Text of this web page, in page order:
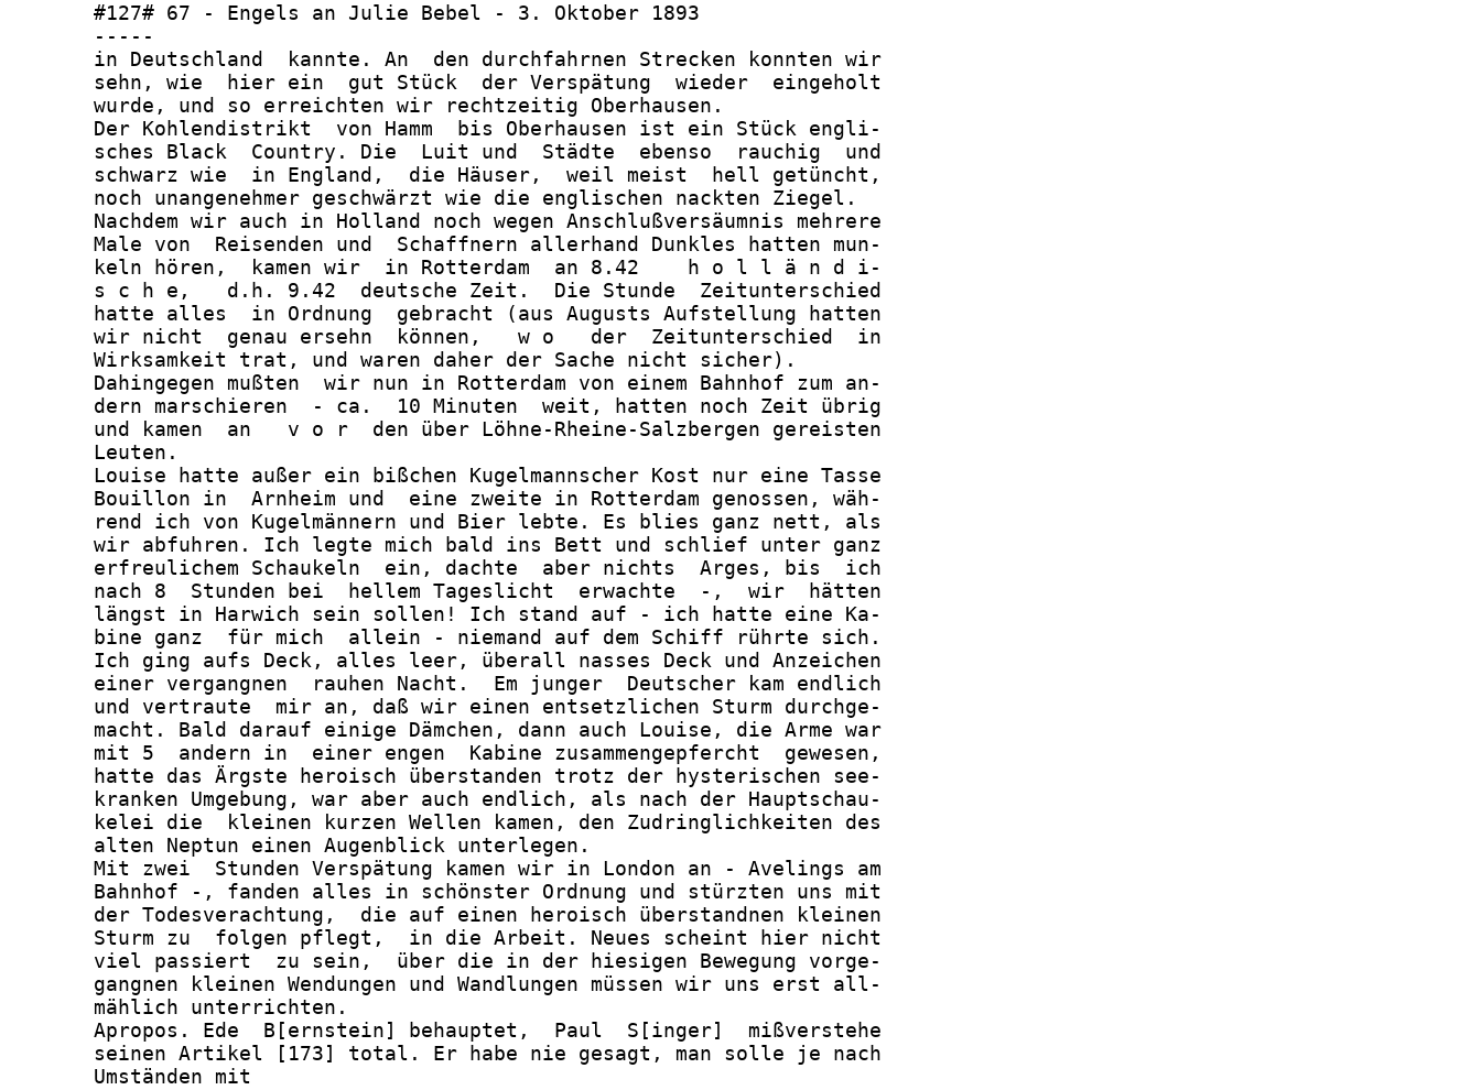
       #127# 67 - Engels an Julie Bebel - 3. Oktober 1893
       -----
       in Deutschland  kannte. An  den durchfahrnen Strecken konnten wir
       sehn, wie  hier ein  gut Stück  der Verspätung  wieder  eingeholt
       wurde, und so erreichten wir rechtzeitig Oberhausen.
       Der Kohlendistrikt  von Hamm  bis Oberhausen ist ein Stück engli-
       sches Black  Country. Die  Luit und  Städte  ebenso  rauchig  und
       schwarz wie  in England,  die Häuser,  weil meist  hell getüncht,
       noch unangenehmer geschwärzt wie die englischen nackten Ziegel.
       Nachdem wir auch in Holland noch wegen Anschlußversäumnis mehrere
       Male von  Reisenden und  Schaffnern allerhand Dunkles hatten mun-
       keln hören,  kamen wir  in Rotterdam  an 8.42    h o l l ä n d i-
       s c h e,   d.h. 9.42  deutsche Zeit.  Die Stunde  Zeitunterschied
       hatte alles  in Ordnung  gebracht (aus Augusts Aufstellung hatten
       wir nicht  genau ersehn  können,   w o   der  Zeitunterschied  in
       Wirksamkeit trat, und waren daher der Sache nicht sicher).
       Dahingegen mußten  wir nun in Rotterdam von einem Bahnhof zum an-
       dern marschieren  - ca.  10 Minuten  weit, hatten noch Zeit übrig
       und kamen  an   v o r  den über Löhne-Rheine-Salzbergen gereisten
       Leuten.
       Louise hatte außer ein bißchen Kugelmannscher Kost nur eine Tasse
       Bouillon in  Arnheim und  eine zweite in Rotterdam genossen, wäh-
       rend ich von Kugelmännern und Bier lebte. Es blies ganz nett, als
       wir abfuhren. Ich legte mich bald ins Bett und schlief unter ganz
       erfreulichem Schaukeln  ein, dachte  aber nichts  Arges, bis  ich
       nach 8  Stunden bei  hellem Tageslicht  erwachte  -,  wir  hätten
       längst in Harwich sein sollen! Ich stand auf - ich hatte eine Ka-
       bine ganz  für mich  allein - niemand auf dem Schiff rührte sich.
       Ich ging aufs Deck, alles leer, überall nasses Deck und Anzeichen
       einer vergangnen  rauhen Nacht.  Em junger  Deutscher kam endlich
       und vertraute  mir an, daß wir einen entsetzlichen Sturm durchge-
       macht. Bald darauf einige Dämchen, dann auch Louise, die Arme war
       mit 5  andern in  einer engen  Kabine zusammengepfercht  gewesen,
       hatte das Ärgste heroisch überstanden trotz der hysterischen see-
       kranken Umgebung, war aber auch endlich, als nach der Hauptschau-
       kelei die  kleinen kurzen Wellen kamen, den Zudringlichkeiten des
       alten Neptun einen Augenblick unterlegen.
       Mit zwei  Stunden Verspätung kamen wir in London an - Avelings am
       Bahnhof -, fanden alles in schönster Ordnung und stürzten uns mit
       der Todesverachtung,  die auf einen heroisch überstandnen kleinen
       Sturm zu  folgen pflegt,  in die Arbeit. Neues scheint hier nicht
       viel passiert  zu sein,  über die in der hiesigen Bewegung vorge-
       gangnen kleinen Wendungen und Wandlungen müssen wir uns erst all-
       mählich unterrichten.
       Apropos. Ede  B[ernstein] behauptet,  Paul  S[inger]  mißverstehe
       seinen Artikel [173] total. Er habe nie gesagt, man solle je nach
       Umständen mit